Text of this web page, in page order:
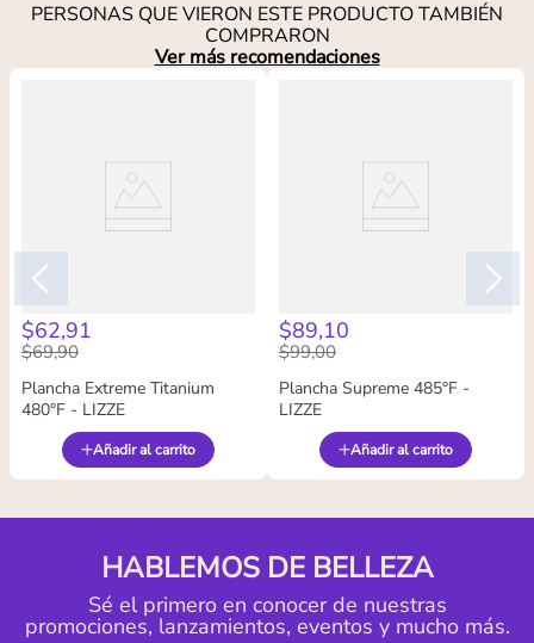
PERSONAS QUE VIERON ESTE PRODUCTO TAMBIÉN
COMPRARON
Ver más recomendaciones
$62,91
$69,90
Plancha Extreme Titanium
480°F - LIZZE
Añadir al carrito
$89,10
$99,00
Plancha Supreme 485°F -
LIZZE
Añadir al carrito
HABLEMOS DE BELLEZA
Sé el primero en conocer de nuestras
promociones, lanzamientos, eventos y mucho más.